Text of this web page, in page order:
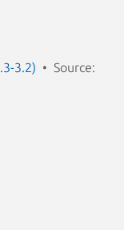
3.2)
Source: